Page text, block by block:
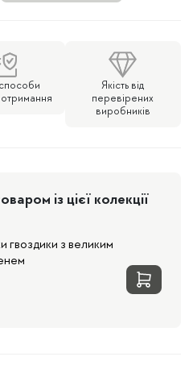
Якість від
перевірених
виробників
із цієї колекції
гвоздики з великим